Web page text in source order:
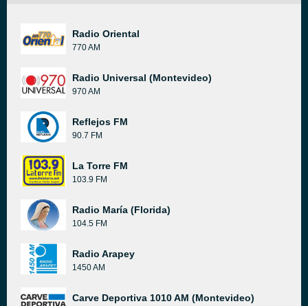
Radio Oriental
770 AM
Radio Universal (Montevideo)
970 AM
Reflejos FM
90.7 FM
La Torre FM
103.9 FM
Radio María (Florida)
104.5 FM
Radio Arapey
1450 AM
Carve Deportiva 1010 AM (Montevideo)